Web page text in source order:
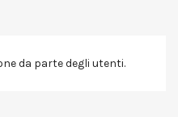
da parte degli utenti.